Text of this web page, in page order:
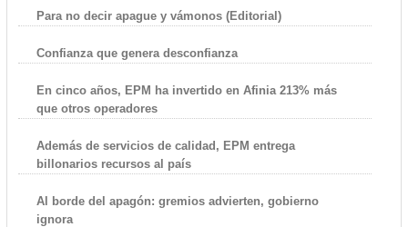
Para no decir apague y vámonos (Editorial)
Confianza que genera desconfianza
En cinco años, EPM ha invertido en Afinia 213% más
que otros operadores
Además de servicios de calidad, EPM entrega
billonarios recursos al país
Al borde del apagón: gremios advierten, gobierno
ignora